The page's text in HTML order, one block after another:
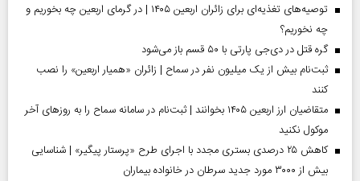
توصیه‌های تغذیه‌ای برای زائران اربعین ۱۴۰۵ | در گرمای اربعین چه بخوریم و
چه نخوریم؟
گره قتل در دی‌جی پارتی با ۵۰ قسم باز می‌شود
ثبت‌نام بیش از یک میلیون نفر در سماح | زائران «همیار اربعین» را نصب
کنند
متقاضیان ارز اربعین ۱۴۰۵ بخوانند | ثبت‌نام در سامانه سماح را به روز‌های آخر
موکول نکنید
کاهش ۲۵ درصدی بستری مجدد با اجرای طرح «پرستار پیگیر» | شناسایی
بیش از ۳۰۰۰ مورد جدید سرطان در خانواده بیماران